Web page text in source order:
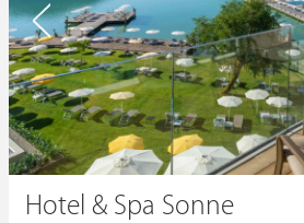
Hotel & Spa Sonne